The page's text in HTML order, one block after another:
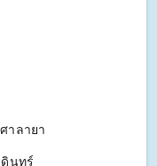
าลายา
นทร์